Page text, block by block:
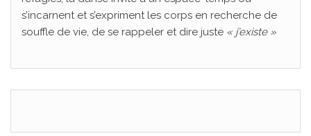
s’incarnent et s’expriment les corps en recherche de
souffle de vie, de se rappeler et dire juste « j’existe »